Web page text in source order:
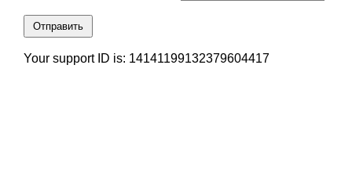
Отправить
Your support ID is: 14141199132379604417